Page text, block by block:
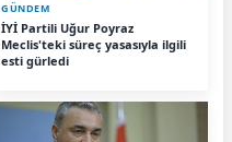
GÜNDEM
İYİ Partili Uğur Poyraz
Meclis'teki süreç yasasıyla ilgili
esti gürledi